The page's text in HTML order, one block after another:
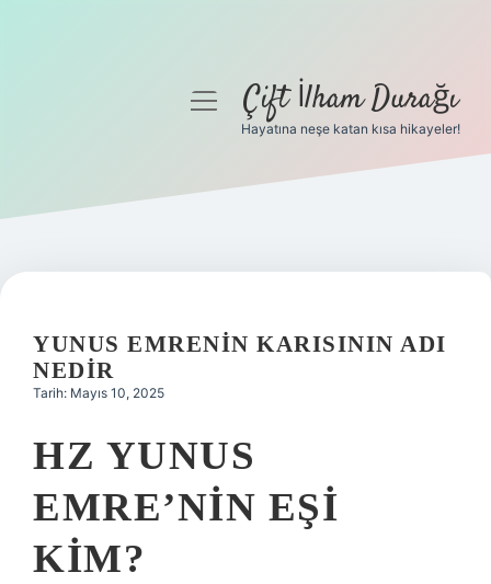
Gizlilik Politikası
Yasal Uyarı
menüyüÇift İlham Durağı
Hayatına neşe katan kısa hikayeler!
YUNUS EMRENIN KARISININ ADI
NEDIR
Tarih: Mayıs 10, 2025
HZ YUNUS
EMRE’NIN EŞI
KIM?